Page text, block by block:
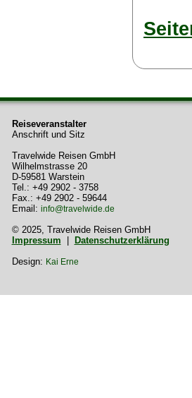
Reiseveranstalter
Anschrift und Sitz
Travelwide Reisen GmbH
Wilhelmstrasse 20
D-59581 Warstein
Tel.: +49 2902 - 3758
Fax.: +49 2902 - 59644
Email: info@travelwide.de
© 2025, Travelwide Reisen GmbH
Impressum
Datenschutzerklärung
Design: Kai Erne